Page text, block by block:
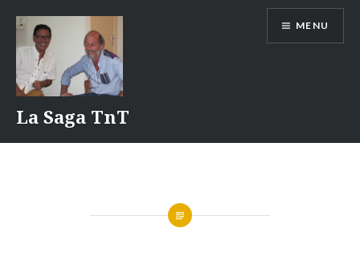
contenu
La Saga TnT
MENU